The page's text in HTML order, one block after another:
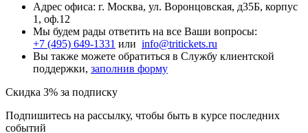
Адрес офиса: г. Москва, ул. Воронцовская, д35Б, корпус
1, оф.12
Мы будем рады ответить на все Ваши вопросы:
+7 (495) 649-1331 или info@tritickets.ru
Вы также можете обратиться в Службу клиентской
поддержки, заполнив форму
Скидка 3% за подписку
Подпишитесь на рассылку, чтобы быть в курсе последних
событий